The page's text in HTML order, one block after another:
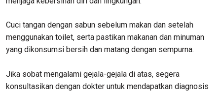
Cuci tangan dengan sabun sebelum makan dan setelah
menggunakan toilet, serta pastikan makanan dan minuman
yang dikonsumsi bersih dan matang dengan sempurna.
Jika sobat mengalami gejala-gejala di atas, segera
konsultasikan dengan dokter untuk mendapatkan diagnosis